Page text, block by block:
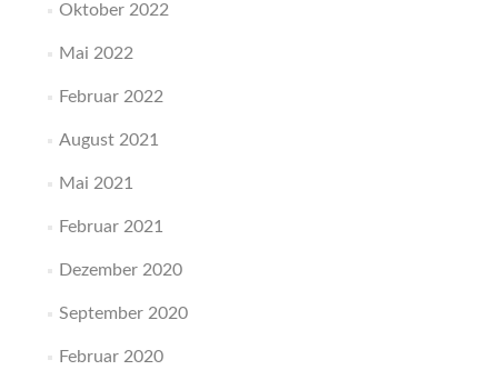
Oktober 2022
Mai 2022
Februar 2022
August 2021
Mai 2021
Februar 2021
Dezember 2020
September 2020
Februar 2020